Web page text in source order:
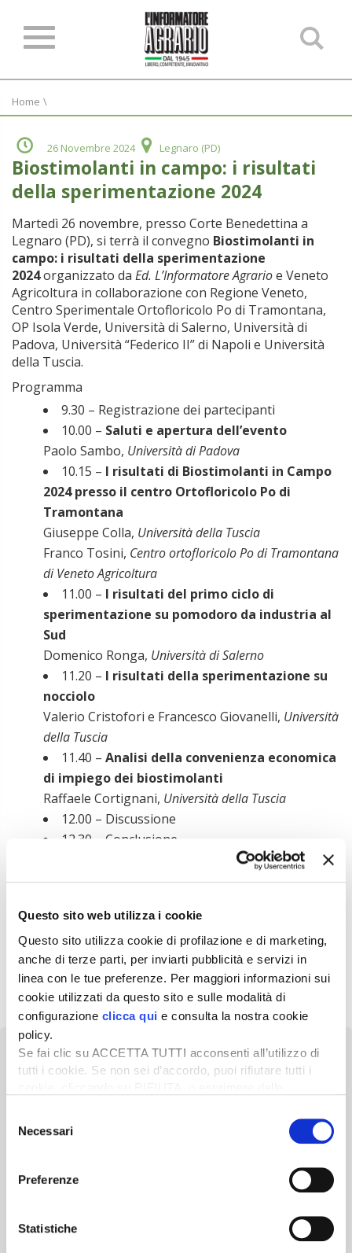
Questo sito web utilizza i cookie
Questo sito utilizza cookie di profilazione e di marketing,
anche di terze parti, per inviarti pubblicità e servizi in
linea con le tue preferenze. Per maggiori informazioni sui
cookie utilizzati da questo sito e sulle modalità di
configurazione clicca qui e consulta la nostra cookie
policy.
Se fai clic su ACCETTA TUTTI acconsenti all’utilizzo di
tutti i cookie. Se non sei d’accordo, puoi rifiutare tutti i
desideri accettare e cliccando ACCETTA SELEZIONATI.
delNecessari
Preferenze
Statistiche
Home \
26 Novembre 2024 Legnaro (PD)
Biostimolanti in campo: i risultati
della sperimentazione 2024
Martedì 26 novembre, presso Corte Benedettina a
Legnaro (PD), si terrà il convegno Biostimolanti in
campo: i risultati della sperimentazione
2024organizzato da Ed. L’Informatore Agrarioe Veneto
Agricoltura in collaborazione con Regione Veneto,
Centro Sperimentale Ortofloricolo Po di Tramontana,
OP Isola Verde, Università di Salerno, Università di
Padova, Università “Federico II” di Napoli e Università
della Tuscia.
Programma
9.30 – Registrazione dei partecipanti
10.00 – Saluti e apertura dell’evento
Paolo Sambo, Università di Padova
10.15 – I risultati di Biostimolanti in Campo
2024 presso il centro Ortofloricolo Po di
Tramontana
Giuseppe Colla, Università della Tuscia
Franco Tosini, Centro ortofloricolo Po di Tramontana
di Veneto Agricoltura
11.00 – I risultati del primo ciclo di
sperimentazione su pomodoro da industria al
Sud
Domenico Ronga, Università di Salerno
11.20 – I risultati della sperimentazione su
nocciolo
Valerio Cristofori e Francesco Giovanelli, Università
della Tuscia
11.40 – Analisi della convenienza economica
di impiego dei biostimolanti
Raffaele Cortignani, Università della Tuscia
12.00 – Discussione
12.30 – Conclusione
È previsto il riconoscimento di crediti formativi. La
partecipazione è gratuita, previa registrazione.
Scopri un servizio d'informazione di alta qualità. Tagliato sulle tue